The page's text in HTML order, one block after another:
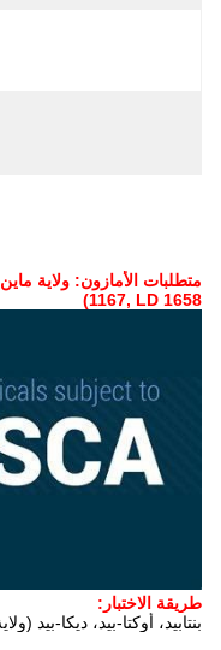
1167, LD 1658)
طريقة الاختبار:
بنتابيد، أوكتا-بيد، ديكا-بيد